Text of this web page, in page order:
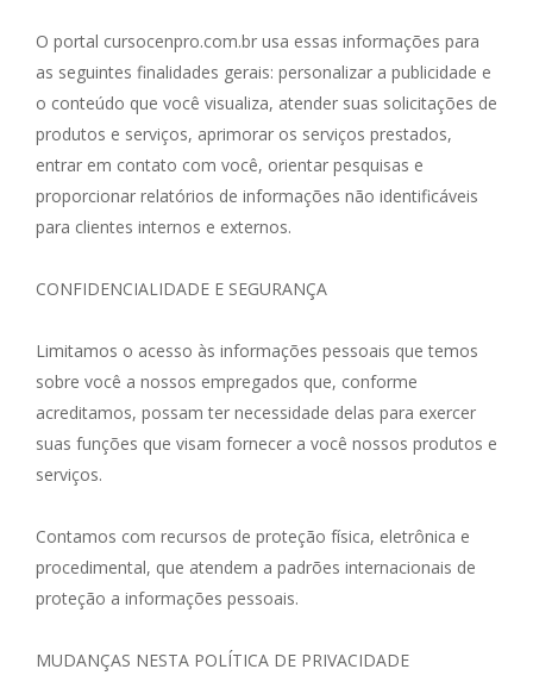
O portal cursocenpro.com.br usa essas informações para
as seguintes finalidades gerais: personalizar a publicidade e
o conteúdo que você visualiza, atender suas solicitações de
produtos e serviços, aprimorar os serviços prestados,
entrar em contato com você, orientar pesquisas e
proporcionar relatórios de informações não identificáveis
para clientes internos e externos.
CONFIDENCIALIDADE E SEGURANÇA
Limitamos o acesso às informações pessoais que temos
sobre você a nossos empregados que, conforme
acreditamos, possam ter necessidade delas para exercer
suas funções que visam fornecer a você nossos produtos e
serviços.
Contamos com recursos de proteção física, eletrônica e
procedimental, que atendem a padrões internacionais de
proteção a informações pessoais.
MUDANÇAS NESTA POLÍTICA DE PRIVACIDADE